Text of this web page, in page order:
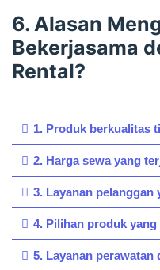
6. Alasan
Bekerjasama
Rental?
1. Produk berkualitas
2. Harga sewa yang
3. Layanan pelanggan
4. Pilihan produk yang
5. Layanan